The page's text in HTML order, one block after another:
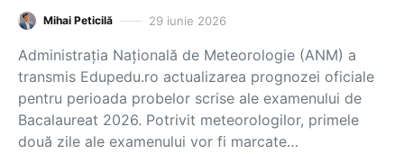
Mihai Peticilă 29 iunie 2026
Administrația Națională de Meteorologie (ANM) a
transmis Edupedu.ro actualizarea prognozei oficiale
pentru perioada probelor scrise ale examenului de
Bacalaureat 2026. Potrivit meteorologilor, primele
două zile ale examenului vor fi marcate…